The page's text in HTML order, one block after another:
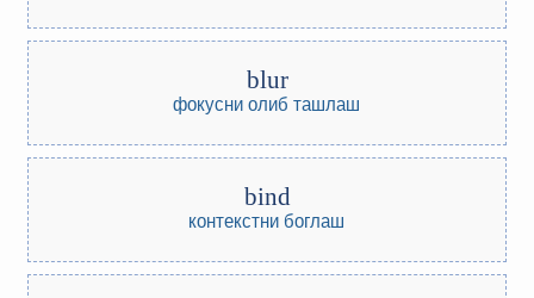
blur
фокусни олиб ташлаш
bind
контекстни боглаш